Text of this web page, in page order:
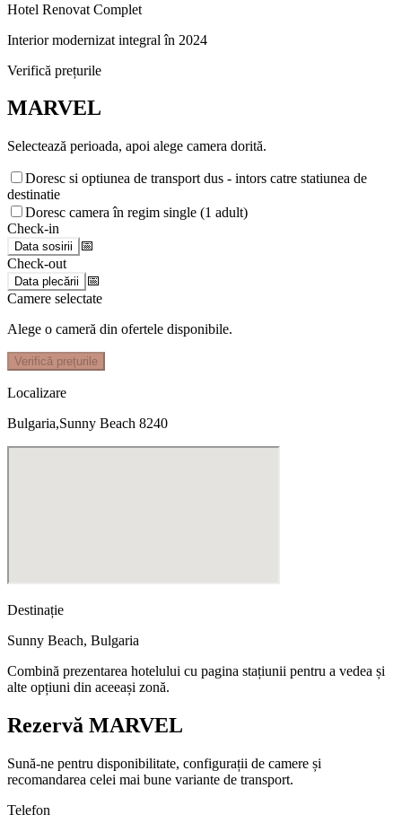
Hotel Renovat Complet
Interior modernizat integral în 2024
Verifică prețurile
MARVEL
Selectează perioada, apoi alege camera dorită.
Doresc si optiunea de transport dus - intors catre statiunea de
destinatie
Doresc camera în regim single (1 adult)
Check-in
Data sosirii
📅
Check-out
Data plecării
📅
Camere selectate
Alege o cameră din ofertele disponibile.
Verifică prețurile
Localizare
Bulgaria,Sunny Beach 8240
Destinație
Sunny Beach, Bulgaria
Combină prezentarea hotelului cu pagina stațiunii pentru a vedea și
alte opțiuni din aceeași zonă.
Rezervă MARVEL
Sună-ne pentru disponibilitate, configurații de camere și
recomandarea celei mai bune variante de transport.
Telefon